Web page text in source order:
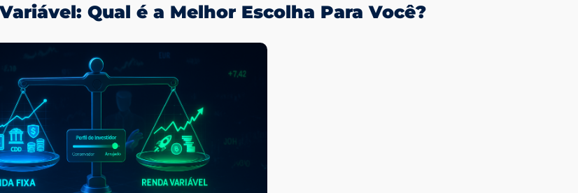
Qual é a Melhor Escolha Para Você?